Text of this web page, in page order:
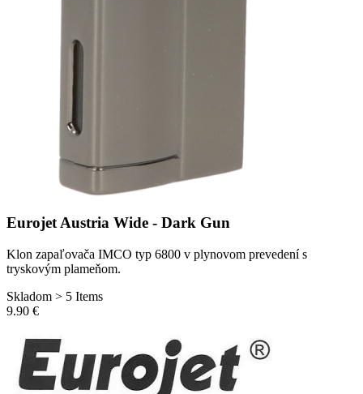
Eurojet Austria Wide - Dark Gun
Klon zapaľovača IMCO typ 6800 v plynovom prevedení s
tryskovým plameňom.
Skladom > 5 Items
9.90 €